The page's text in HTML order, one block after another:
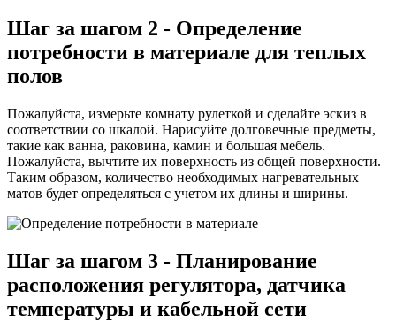
Шаг за шагом 2 - Определение
потребности в материале для теплых
полов
Пожалуйста, измерьте комнату рулеткой и сделайте эскиз в
соответствии со шкалой. Нарисуйте долговечные предметы,
такие как ванна, раковина, камин и большая мебель.
Пожалуйста, вычтите их поверхность из общей поверхности.
Таким образом, количество необходимых нагревательных
матов будет определяться с учетом их длины и ширины.
Шаг за шагом 3 - Планирование
расположения регулятора, датчика
температуры и кабельной сети